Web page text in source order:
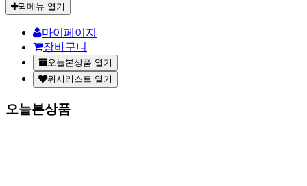
퀵메뉴 열기
마이페이지
장바구니
오늘본상품 열기
위시리스트 열기
오늘본상품